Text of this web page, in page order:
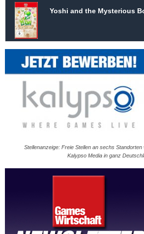
Yoshi and the Mysterious
Stellenanzeige: Freie Stellen an sechs Standorten
Kalypso Media in ganz